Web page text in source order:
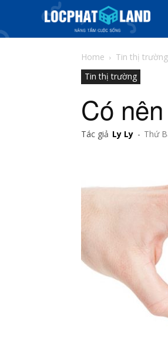
Home Tin thị trường
Tin thị trường
Có
Tác giả Ly Ly - Thứ